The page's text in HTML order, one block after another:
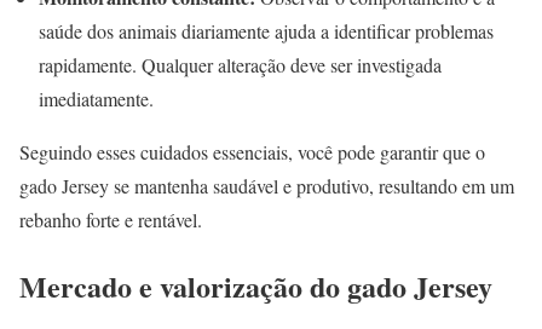
saúde dos animais diariamente ajuda a identificar problemas
rapidamente. Qualquer alteração deve ser investigada
imediatamente.
Seguindo esses cuidados essenciais, você pode garantir que o
gado Jersey se mantenha saudável e produtivo, resultando em um
rebanho forte e rentável.
Mercado e valorização do gado Jersey